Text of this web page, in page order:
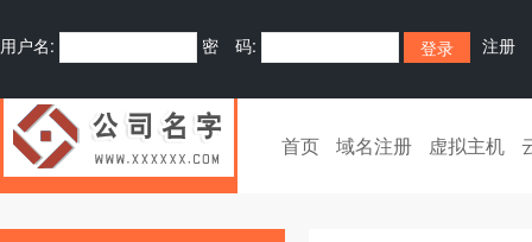
用户名: 密 码: 注册
首页 域名注册 虚拟主机